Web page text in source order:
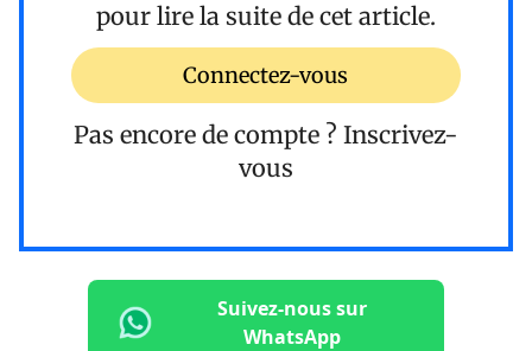
pour lire la suite de cet article.
Connectez-vous
Pas encore de compte ? Inscrivez-
vous
Suivez-nous sur
WhatsApp